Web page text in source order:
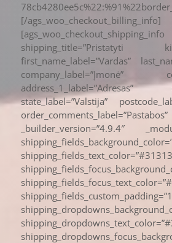
[/ags_woo_checkout_billing_info]
[ags_woo_checkout_shipping_info
first_name_label=”Vardas”
company_label=”Įmonė”
address_1_label=”Adresas”
state_label=”Valstija”
order_comments_label=”Pastabos”
_builder_version=”4.9.4″